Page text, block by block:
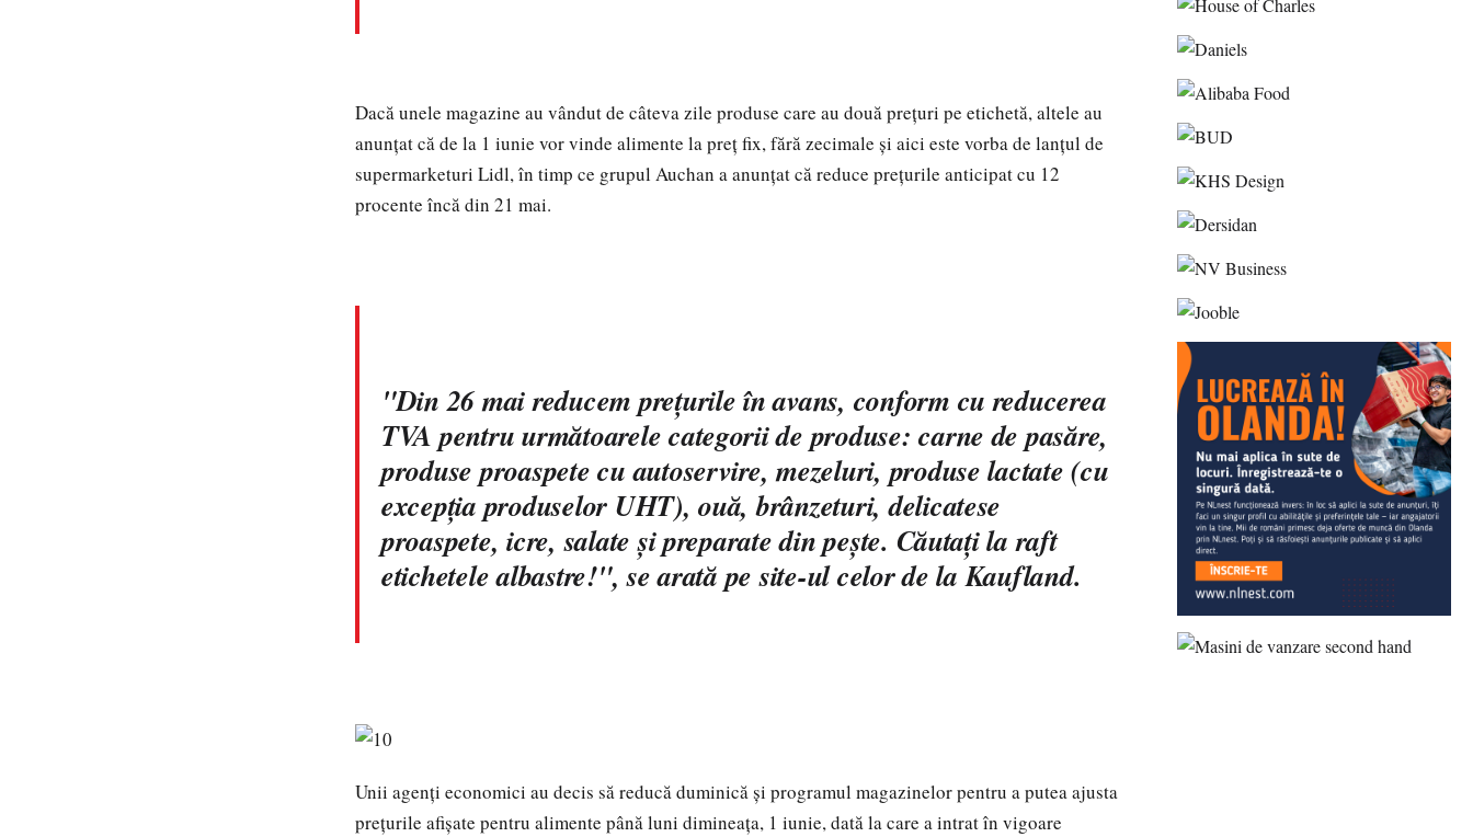
Dacă unele magazine au vândut de câteva zile produse care au două preţuri pe etichetă, altele au
anunţat că de la 1 iunie vor vinde alimente la preţ fix, fără zecimale şi aici este vorba de lanţul de
supermarketuri Lidl, în timp ce grupul Auchan a anunţat că reduce preţurile anticipat cu 12
procente încă din 21 mai.
"Din 26 mai reducem prețurile în avans, conform cu reducerea
TVA pentru următoarele categorii de produse: carne de pasăre,
produse proaspete cu autoservire, mezeluri, produse lactate (cu
excepția produselor UHT), ouă, brânzeturi, delicatese
proaspete, icre, salate și preparate din pește. Căutați la raft
etichetele albastre!", se arată pe site-ul celor de la Kaufland.
Unii agenţi economici au decis să reducă duminică şi programul magazinelor pentru a putea ajusta
preţurile afişate pentru alimente până luni dimineaţa, 1 iunie, dată la care a intrat în vigoare